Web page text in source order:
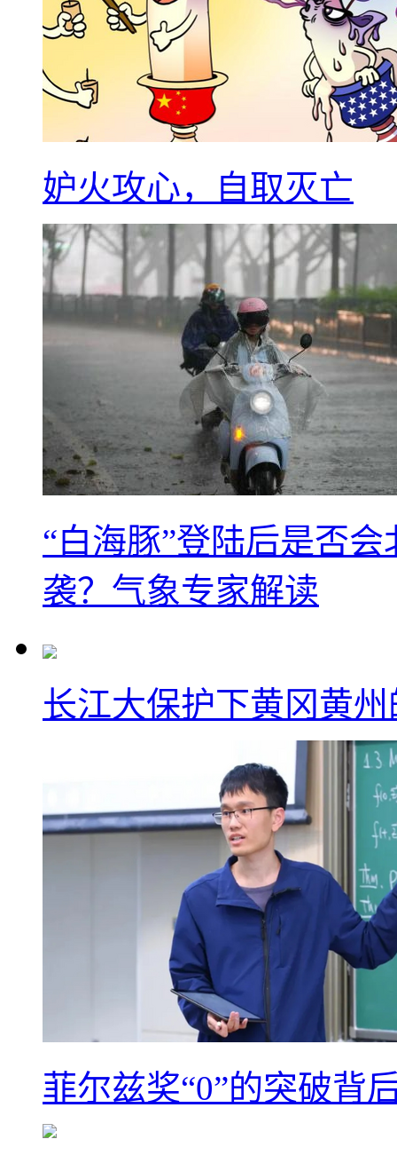
妒火攻心，自取灭亡
“白海豚”登陆后是否
袭？气象专家解读
长江大保护下黄冈黄
菲尔兹奖“0”的突破背